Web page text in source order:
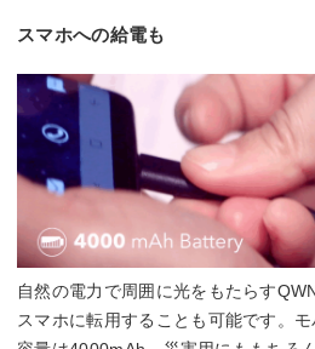
スマホへの給電も
自然の電力で周囲に光をもたらす
スマホに転用することも可能です。